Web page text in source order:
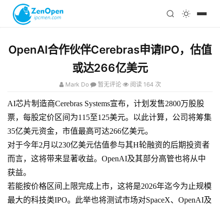
科技
心理
注册
OpenAI合作伙伴Cerebras申请IPO，估值
或达266亿美元
Mark Do 暂无评论 阅读 164 次
AI芯片制造商Cerebras Systems宣布，计划发售2800万股股
票，每股定价区间为115至125美元。以此计算，公司将筹集
35亿美元资金，市值最高可达266亿美元。
对于今年2月以230亿美元估值参与其H轮融资的后期投资者
而言，这将带来显著收益。OpenAI及其部分高管也将从中
获益。
若能按价格区间上限完成上市，这将是2026年迄今为止规模
最大的科技类IPO。此举也将测试市场对SpaceX、OpenAI及